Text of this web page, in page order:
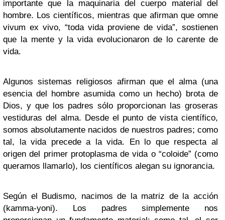
importante que la maquinaria del cuerpo material del
hombre. Los científicos, mientras que afirman que omne
vivum ex vivo, “toda vida proviene de vida”, sostienen
que la mente y la vida evolucionaron de lo carente de
vida.
Algunos sistemas religiosos afirman que el alma (una
esencia del hombre asumida como un hecho) brota de
Dios, y que los padres sólo proporcionan las groseras
vestiduras del alma. Desde el punto de vista científico,
somos absolutamente nacidos de nuestros padres; como
tal, la vida precede a la vida. En lo que respecta al
origen del primer protoplasma de vida o “coloide” (como
queramos llamarlo), los científicos alegan su ignorancia.
Según el Budismo, nacimos de la matriz de la acción
(kamma-yoni). Los padres simplemente nos